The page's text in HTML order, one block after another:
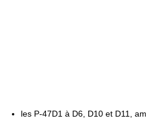
les P-47D1 à D6, D10 et D11,